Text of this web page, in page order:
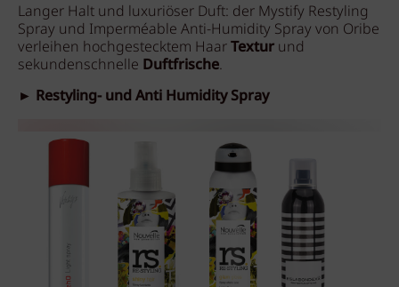
Langer Halt und luxuriöser Duft: der Mystify Restyling
Spray und Imperméable Anti-Humidity Spray von Oribe
verleihen hochgestecktem HaarTextur und
sekundenschnelle Duftfrische.
► Restyling- und Anti Humidity Spray